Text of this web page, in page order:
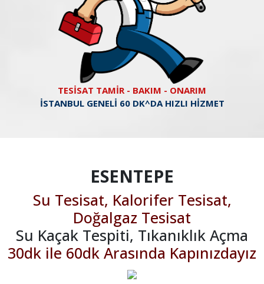
TESİSAT TAMİR - BAKIM - ONARIM
İSTANBUL GENELİ 60 DK^DA HIZLI HİZMET
ESENTEPE
Su Tesisat, Kalorifer Tesisat,
Doğalgaz Tesisat
Su Kaçak Tespiti, Tıkanıklık Açma
30dk ile 60dk Arasında Kapınızdayız